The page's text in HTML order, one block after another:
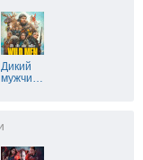
Дикий
мужчи…